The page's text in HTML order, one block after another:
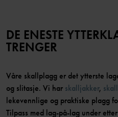
DE ENESTE
TRENGER
Våre skallplagg er det ytterste
og slitasje. Vi har skalljakker,
lekevennlige og praktiske plagg
Tilpass med lag-på-lag under